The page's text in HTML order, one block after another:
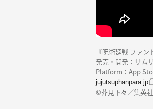
『呪術廻戦 ファン
発売・開発：サム
Platform：App
jujutsuphanpara.jp
©芥見下々／集英